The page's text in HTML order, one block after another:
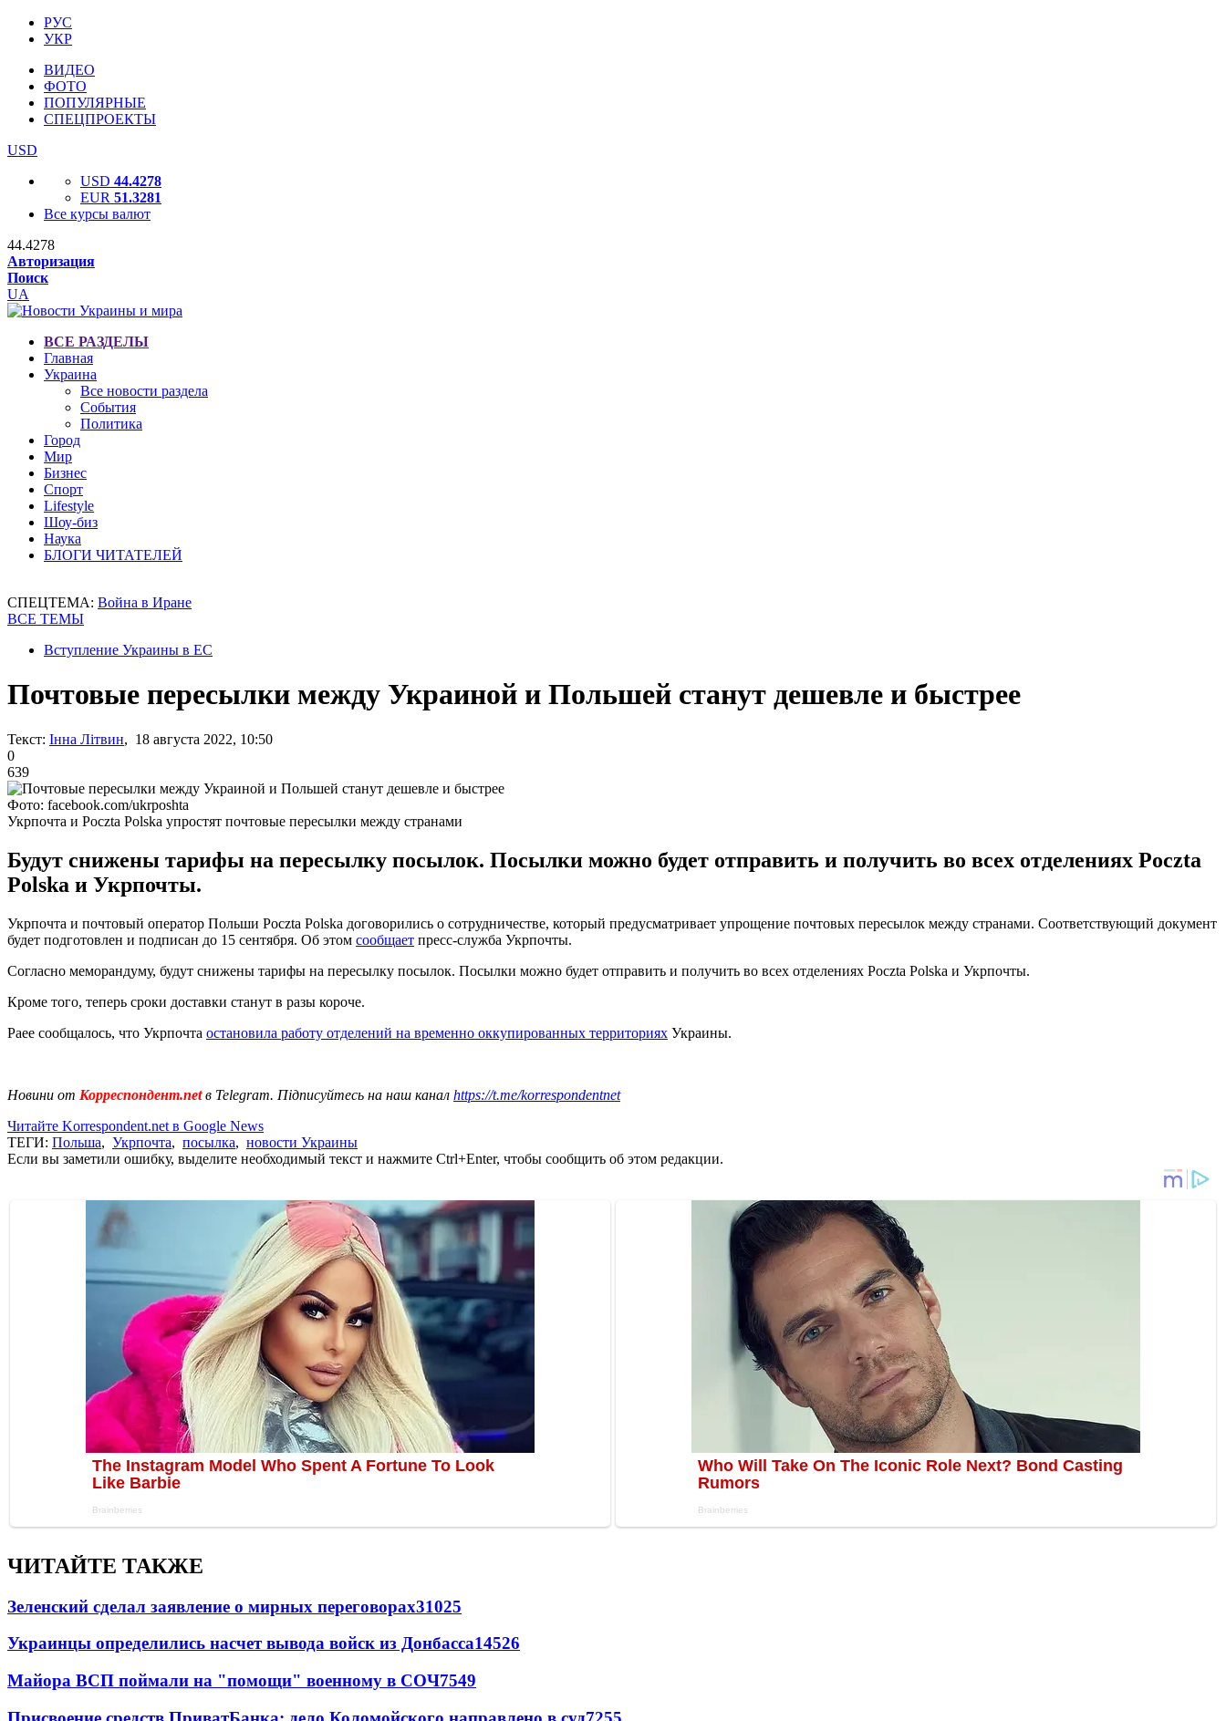
РУС
УКР
ВИДЕО
ФОТО
ПОПУЛЯРНЫЕ
СПЕЦПРОЕКТЫ
USD
USD 44.4278
EUR 51.3281
Все курсы валют
44.4278
Авторизация
Поиск
UA
ВСЕ РАЗДЕЛЫ
Главная
Украина
Все новости раздела
События
Политика
Город
Мир
Бизнес
Спорт
Lifestyle
Шоу-биз
Наука
БЛОГИ ЧИТАТЕЛЕЙ
СПЕЦТЕМА: Война в Иране
ВСЕ ТЕМЫ
Вступление Украины в ЕС
Почтовые пересылки между Украиной и Польшей станут дешевле и быстрее
Текст: Інна Літвин, 18 августа 2022, 10:50
0
639
Фото: facebook.com/ukrposhta
Укрпочта и Poczta Polska упростят почтовые пересылки между странами
Будут снижены тарифы на пересылку посылок. Посылки можно будет отправить и получить во всех отделениях Poczta
Polska и Укрпочты.
Укрпочта и почтовый оператор Польши Poczta Polska договорились о сотрудничестве, который предусматривает упрощение почтовых пересылок между странами. Соответствующий документ
будет подготовлен и подписан до 15 сентября. Об этом сообщает пресс-служба Укрпочты.
Согласно меморандуму, будут снижены тарифы на пересылку посылок. Посылки можно будет отправить и получить во всех отделениях Poczta Polska и Укрпочты.
Кроме того, теперь сроки доставки станут в разы короче.
Раее сообщалось, что Укрпочта остановила работу отделений на временно оккупированных территориях Украины.
Новини от Корреспондент.netв Telegram. Підписуйтесь на наш канал https://t.me/korrespondentnet
Читайте Korrespondent.net в Google News
ТЕГИ: Польша, Укрпочта, посылка, новости Украины
Если вы заметили ошибку, выделите необходимый текст и нажмите Ctrl+Enter, чтобы сообщить об этом редакции.
ЧИТАЙТЕ ТАКЖЕ
Зеленский сделал заявление о мирных переговорах31025
Украинцы определились насчет вывода войск из Донбасса14526
Майора ВСП поймали на "помощи" военному в СОЧ7549